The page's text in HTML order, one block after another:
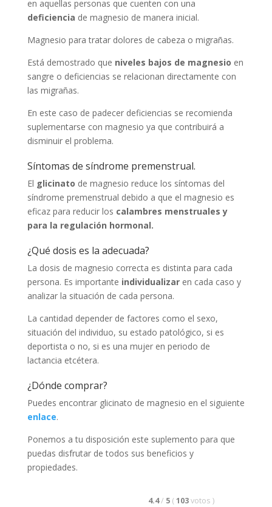
en aquellas personas que cuenten con una
deficiencia de magnesio de manera inicial.
Magnesio para tratar dolores de cabeza o migrañas.
Está demostrado que niveles bajos de magnesio en
sangre o deficiencias se relacionan directamente con
las migrañas.
En este caso de padecer deficiencias se recomienda
suplementarse con magnesio ya que contribuirá a
disminuir el problema.
Síntomas de síndrome premenstrual.
El glicinato de magnesio reduce los síntomas del
síndrome premenstrual debido a que el magnesio es
eficaz para reducir los calambres menstruales y
para la regulación hormonal.
¿Qué dosis es la adecuada?
La dosis de magnesio correcta es distinta para cada
persona. Es importante individualizaren cada caso y
analizar la situación de cada persona.
La cantidad depender de factores como el sexo,
situación del individuo, su estado patológico, si es
deportista o no, si es una mujer en periodo de
lactancia etcétera.
¿Dónde comprar?
Puedes encontrar glicinato de magnesio en el siguiente
enlace.
Ponemos a tu disposición este suplemento para que
puedas disfrutar de todos sus beneficios y
propiedades.
4.4/ 5 ( 103 votos)